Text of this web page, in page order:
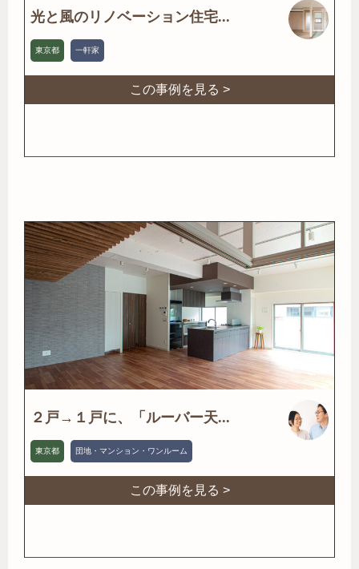
光と風のリノベーション住宅...
東京都 一軒家
この事例を見る >
２戸→１戸に、「ルーバー天...
東京都 団地・マンション・ワンルーム
この事例を見る >